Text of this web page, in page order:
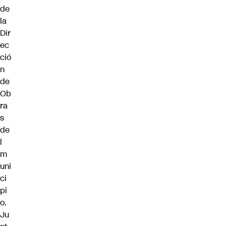
de
la
Dir
ec
ció
n
de
Ob
ra
s
de
l
m
uni
ci
pi
o.
Ju